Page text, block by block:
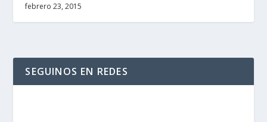
febrero 23, 2015
SEGUINOS EN REDES